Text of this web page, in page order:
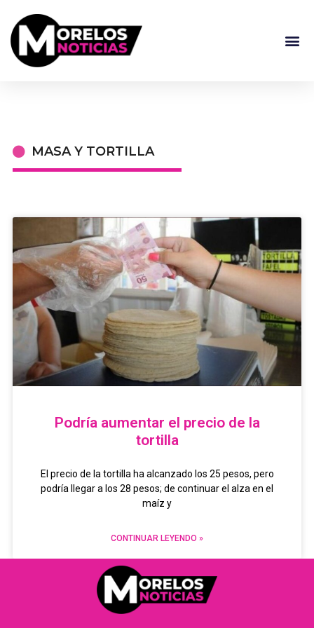
MASA Y TORTILLA
Podría aumentar el precio de la
tortilla
El precio de la tortilla ha alcanzado los 25 pesos, pero
podría llegar a los 28 pesos; de continuar el alza en el
maíz y
CONTINUAR LEYENDO »